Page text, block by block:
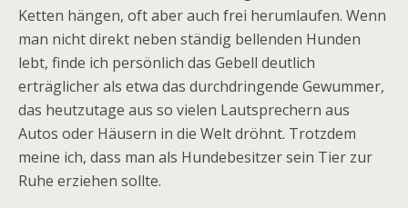
Ketten hängen, oft aber auch frei herumlaufen. Wenn
man nicht direkt neben ständig bellenden Hunden
lebt, finde ich persönlich das Gebell deutlich
erträglicher als etwa das durchdringende Gewummer,
das heutzutage aus so vielen Lautsprechern aus
Autos oder Häusern in die Welt dröhnt. Trotzdem
meine ich, dass man als Hundebesitzer sein Tier zur
Ruhe erziehen sollte.